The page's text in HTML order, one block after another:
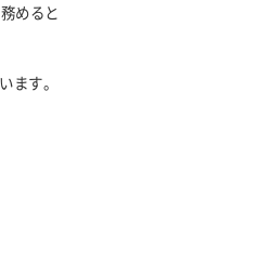
めると
ます。